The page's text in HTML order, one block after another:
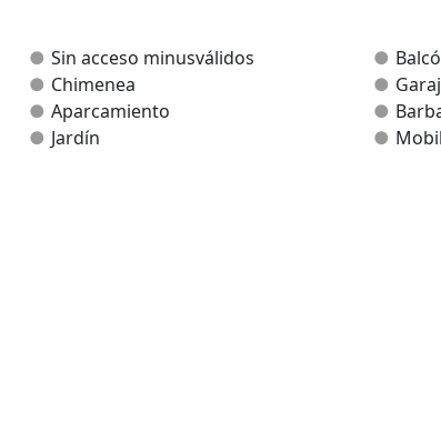
garaje. En el exterior amplia zona verde equipada
y columpios para niños.
Sin acceso minusválidos
Chimenea
Aparcamiento
Jardín